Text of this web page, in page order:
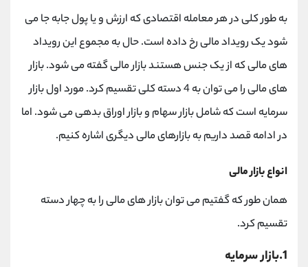
به طور کلی در هر معامله اقتصادی که ارزش و یا پول جابه جا می
شود یک رویداد مالی رخ داده است. حال به مجموع این رویداد
های مالی که از یک جنس هستند بازار مالی گفته می شود. بازار
های مالی را می توان به 4 دسته کلی تقسیم کرد. مورد اول بازار
سرمایه است که شامل بازار سهام و بازار اوراق بدهی می شود. اما
در ادامه قصد داریم به بازارهای مالی دیگری اشاره کنیم.
انواع بازار مالی
همان طور که گفتیم می توان بازار های مالی را به چهار دسته
تقسیم کرد.
1.بازار سرمایه